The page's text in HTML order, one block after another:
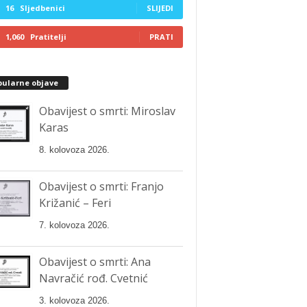
16 Sljedbenici SLIJEDI
1,060 Pratitelji PRATI
objave
Obavijest o smrti: Miroslav
Karas
8. kolovoza 2026.
Obavijest o smrti: Franjo
Križanić – Feri
7. kolovoza 2026.
Obavijest o smrti: Ana
Navračić rođ. Cvetnić
3. kolovoza 2026.